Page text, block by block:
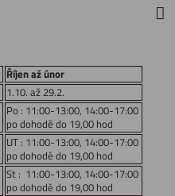
Říjen až únor
1.10. až 29.2.
Po : 11:00-13:00, 14:00-17:00
po dohodě do 19,00 hod
UT : 11:00-13:00, 14:00-17:00
po dohodě do 19,00 hod
St : 11:00-13:00, 14:00-17:00
po dohodě do 19,00 hod